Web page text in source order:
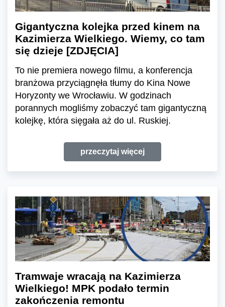
Gigantyczna kolejka przed kinem na
Kazimierza Wielkiego. Wiemy, co tam
się dzieje [ZDJĘCIA]
To nie premiera nowego filmu, a konferencja
branżowa przyciągnęła tłumy do Kina Nowe
Horyzonty we Wrocławiu. W godzinach
porannych mogliśmy zobaczyć tam gigantyczną
kolejkę, która sięgała aż do ul. Ruskiej.
przeczytaj więcej
Tramwaje wracają na Kazimierza
Wielkiego! MPK podało termin
zakończenia remontu